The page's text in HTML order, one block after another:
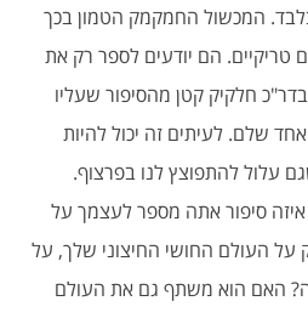
בלבד. המכשול החמקמק הטמון בכך
טריקיים. הם יודעים לספר רק את
חלקיק קטן מהסיפור שעליו
שלם. לעיתים זה יכול להיות
עלול להתפוצץ לנו בפרצוף.
איזה סיפור אתה מספר לעצמך על
העולם החושי החיצוני שלך, על
האם הוא משתף גם את העולם